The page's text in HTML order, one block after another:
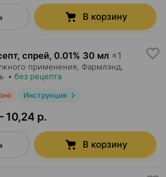
В корзину
спрей, 0.01% 30 мл ×1
применения, Фармлэнд
• без рецепта
Инструкция
10,24 р.
В корзину